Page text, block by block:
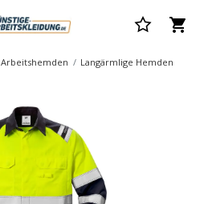
Arbeitshemden Langärmlige Hemden